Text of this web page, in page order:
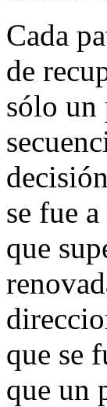
Cada
de
sólo un
se fue
que
que se
que un